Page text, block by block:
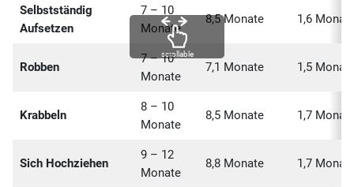
Selbstständig
Aufsetzen
7 – 10
Monate
8,5 Monate 1,6
Robben
7 – 10
Monate
7,1 Monate 1,5
Krabbeln
8 – 10
Monate
8,5 Monate 1,7
Sich Hochziehen
9 – 12
Monate
8,8 Monate 1,7
scrollable